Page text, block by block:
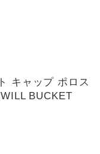
キャップ ポロス
BUCKET